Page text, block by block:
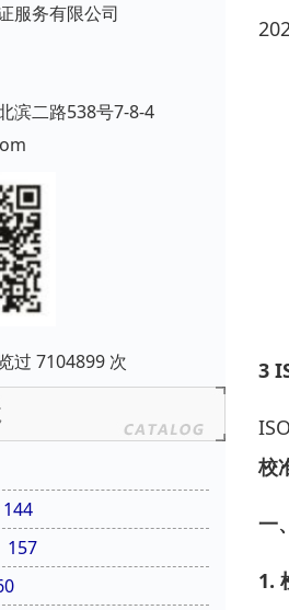
服务有限公司
滨二路538号7-8-4
过 7104899 次
144
157
3
校
一
1.